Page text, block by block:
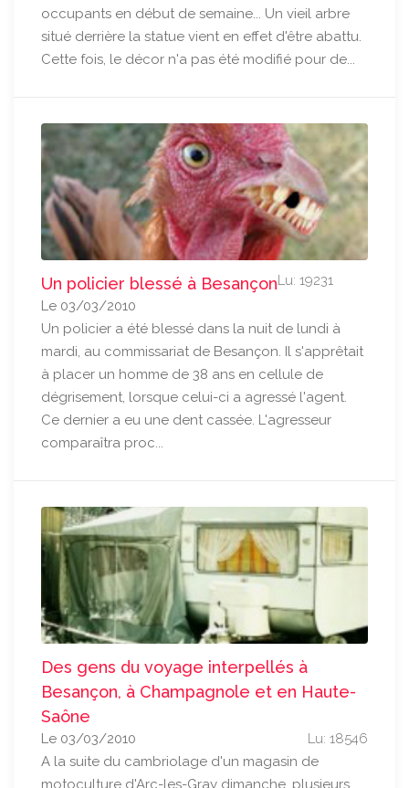
occupants en début de semaine... Un vieil arbre
situé derrière la statue vient en effet d'être abattu.
Cette fois, le décor n'a pas été modifié pour de...
Un policier blessé à BesançonLu: 19231
Le 03/03/2010
Un policier a été blessé dans la nuit de lundi à
mardi, au commissariat de Besançon. Il s'apprêtait
à placer un homme de 38 ans en cellule de
dégrisement, lorsque celui-ci a agressé l'agent.
Ce dernier a eu une dent cassée. L'agresseur
comparaîtra proc...
Des gens du voyage interpellés à
Besançon, à Champagnole et en Haute-
Saône
Lu: 18546
Le 03/03/2010
A la suite du cambriolage d'un magasin de
motoculture d'Arc-les-Gray dimanche, plusieurs